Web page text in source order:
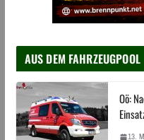
AUS DEM FAHRZEUGPOOL
Oö:
13.